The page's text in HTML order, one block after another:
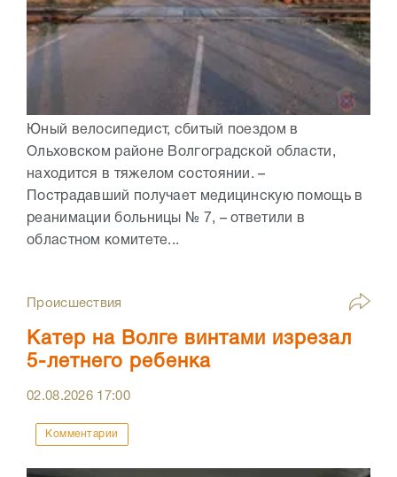
Юный велосипедист, сбитый поездом в
Ольховском районе Волгоградской области,
находится в тяжелом состоянии. –
Пострадавший получает медицинскую помощь в
реанимации больницы № 7, – ответили в
областном комитете...
Происшествия
Катер на Волге винтами изрезал
5-летнего ребенка
02.08.2026 17:00
Комментарии